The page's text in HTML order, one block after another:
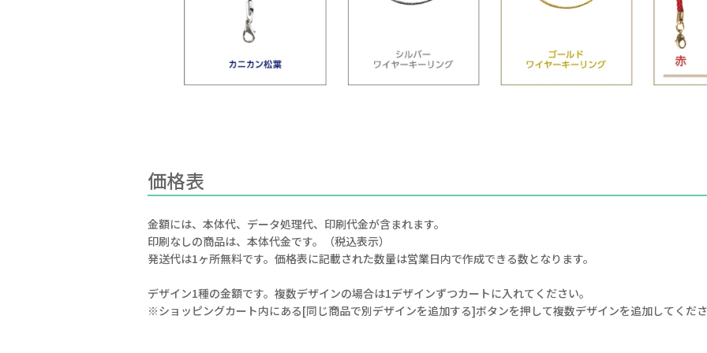
価格表
金額には、本体代、データ処理代、印刷代金が含まれます。
印刷なしの商品は、本体代金です。（税込表示）
発送代は1ヶ所無料です。価格表に記載された数量は営業日内で作成できる数となります。
デザイン1種の金額です。複数デザインの場合は1デザインずつカートに入れてください。
※ショッピングカート内にある[同じ商品で別デザインを追加する]ボタンを押して複数デザインを追加してくだ